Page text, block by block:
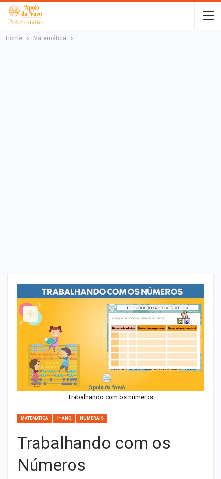
Home Matemática
Trabalhando com os números
MATEMÁTICA 1º ANO NUMERAIS
Trabalhando com os
Números